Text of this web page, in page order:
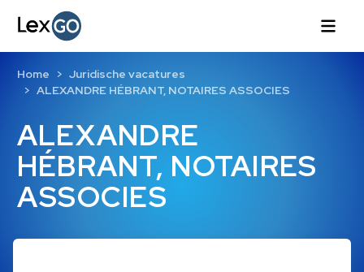
ALEXANDRE
HÉBRANT, NOTAIRES
ASSOCIES
Home
Juridische vacatures
ALEXANDRE HÉBRANT, NOTAIRES ASSOCIES